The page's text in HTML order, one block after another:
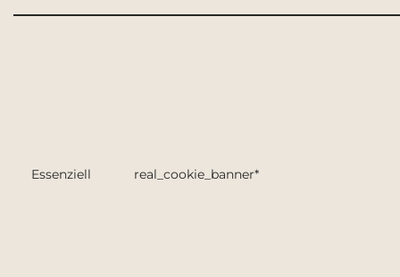
Essenziell real_cookie_banner*